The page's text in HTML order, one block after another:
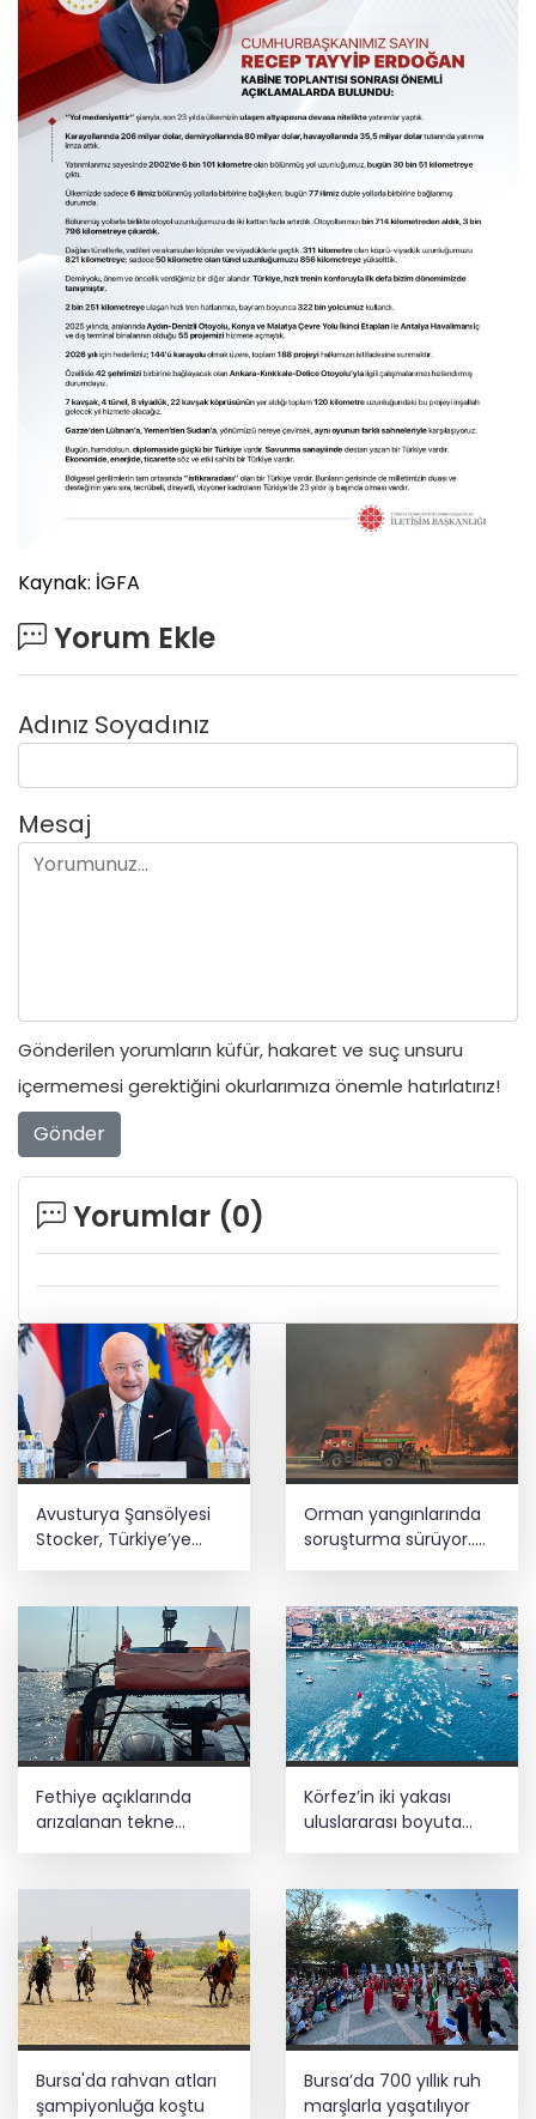
Kaynak: İGFA
Yorum Ekle
Adınız Soyadınız
Mesaj
Gönderilen yorumların küfür, hakaret ve suç unsuru
içermemesi gerektiğini okurlarımıza önemle hatırlatırız!
Gönder
Yorumlar (0)
Avusturya Şansölyesi
Stocker, Türkiye’ye
geliyor
Orman yangınlarında
soruşturma sürüyor..
34 şüpheliden 9'u
Fethiye açıklarında
arızalanan tekne
kurtarıldı
Körfez’in iki yakası
uluslararası boyuta
taşınıyor
Bursa'da rahvan atları
şampiyonluğa koştu
Bursa’da 700 yıllık ruh
marşlarla yaşatılıyor